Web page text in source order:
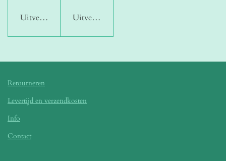
Uitverkocht Uitverkocht
Retourneren
Levertijd en verzendkosten
Info
Contact